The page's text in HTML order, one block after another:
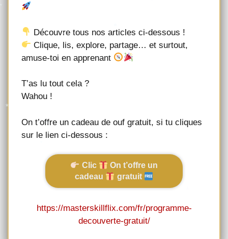
Découvre tous nos articles ci-dessous !
Clique, lis, explore, partage… et surtout,
amuse-toi en apprenant
T’as lu tout cela ?
Wahou !
On t’offre un cadeau de ouf gratuit, si tu cliques
sur le lien ci-dessous :
Clic
On t’offre un
cadeau
gratuit
https://masterskillflix.com/fr/programme-
decouverte-gratuit/